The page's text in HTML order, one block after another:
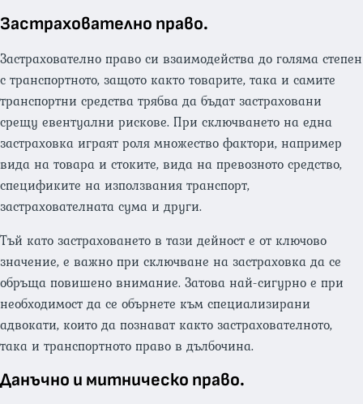
Застрахователно право.
Застрахователно право си взаимодейства до голяма степен
с транспортното, защото както товарите, така и самите
транспортни средства трябва да бъдат застраховани
срещу евентуални рискове. При сключването на една
застраховка играят роля множество фактори, например
вида на товара и стоките, вида на превозното средство,
спецификите на използвания транспорт,
застрахователната сума и други.
Тъй като застраховането в тази дейност е от ключово
значение, е важно при сключване на застраховка да се
обръща повишено внимание. Затова най-сигурно е при
необходимост да се обърнете към специализирани
адвокати, които да познават както застрахователното,
така и транспортното право в дълбочина.
Данъчно и митническо право.